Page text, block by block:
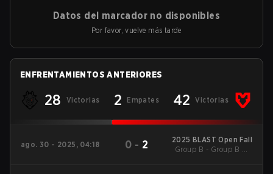
Datos del marcador no disponibles
Por favor, vuelve más tarde
ENFRENTAMIENTOS ANTERIORES
28 Victorias 2 Empates 42 Victorias
ago. 30 - 2025, 04:18 0 - 2
2025 BLAST Open Fall
Group B - Group B UB